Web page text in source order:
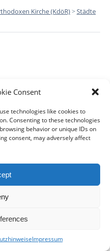
Consent
technologies like cookies to
Consenting to these technologies
behavior or unique IDs on
consent, may adversely affect
Impressum
Kirche (KdöR)>Städte
KLERUS
Diözese - Alle Rechte